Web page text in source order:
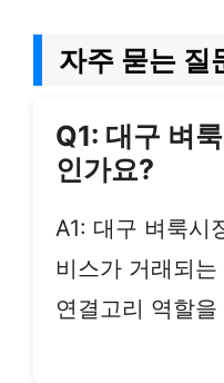
자주 묻는 질
Q1: 대구 벼
인가요?
A1: 대구 벼룩시
비스가 거래되
연결고리 역할